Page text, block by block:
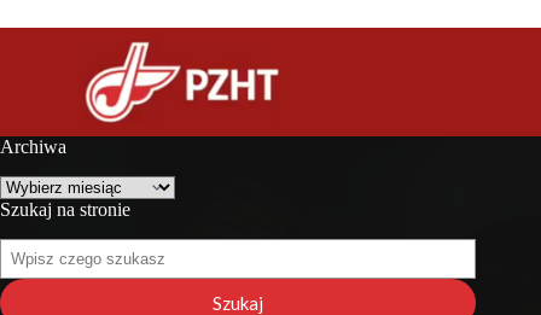
Archiwa
Archiwa
Szukaj na stronie
Szukaj
na
stronie
Szukaj